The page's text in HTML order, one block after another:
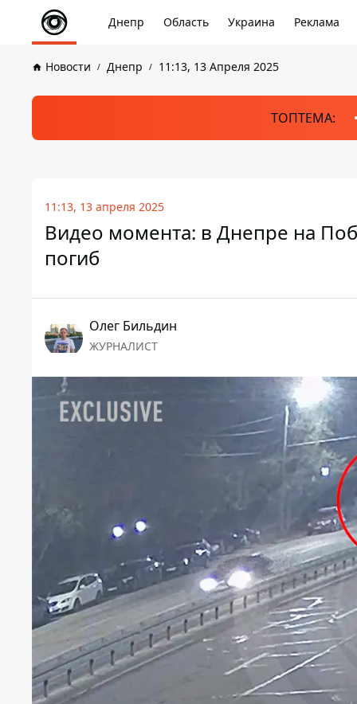
Днепр Область Украина Реклама
Новости Днепр 11:13, 13 Апреля 2025
ТОПТЕМА:
11:13, 13 апреля 2025
Видео момента: в Днепре на
погиб
Олег Бильдин
ЖУРНАЛИСТ